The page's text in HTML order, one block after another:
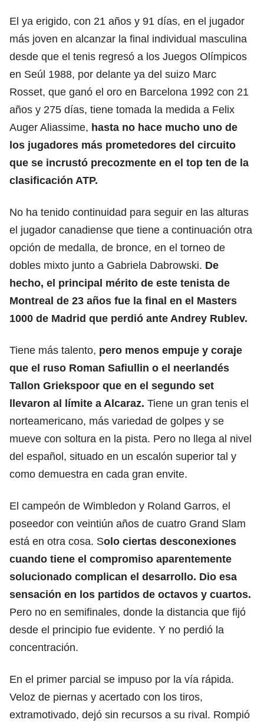
El ya erigido, con 21 años y 91 días, en el jugador
más joven en alcanzar la final individual masculina
desde que el tenis regresó a los Juegos Olímpicos
en Seúl 1988, por delante ya del suizo Marc
Rosset, que ganó el oro en Barcelona 1992 con 21
años y 275 días, tiene tomada la medida a Felix
Auger Aliassime, hasta no hace mucho uno de
los jugadores más prometedores del circuito
que se incrustó precozmente en el top ten de la
clasificación ATP.
No ha tenido continuidad para seguir en las alturas
el jugador canadiense que tiene a continuación otra
opción de medalla, de bronce, en el torneo de
dobles mixto junto a Gabriela Dabrowski. De
hecho, el principal mérito de este tenista de
Montreal de 23 años fue la final en el Masters
1000 de Madrid que perdió ante Andrey Rublev.
Tiene más talento, pero menos empuje y coraje
que el ruso Roman Safiullin o el neerlandés
Tallon Griekspoor que en el segundo set
llevaron al límite a Alcaraz. Tiene un gran tenis el
norteamericano, más variedad de golpes y se
mueve con soltura en la pista. Pero no llega al nivel
del español, situado en un escalón superior tal y
como demuestra en cada gran envite.
El campeón de Wimbledon y Roland Garros, el
poseedor con veintiún años de cuatro Grand Slam
está en otra cosa. Solo ciertas desconexiones
cuando tiene el compromiso aparentemente
solucionado complican el desarrollo. Dio esa
sensación en los partidos de octavos y cuartos.
Pero no en semifinales, donde la distancia que fijó
desde el principio fue evidente. Y no perdió la
concentración.
En el primer parcial se impuso por la vía rápida.
Veloz de piernas y acertado con los tiros,
extramotivado, dejó sin recursos a su rival. Rompió